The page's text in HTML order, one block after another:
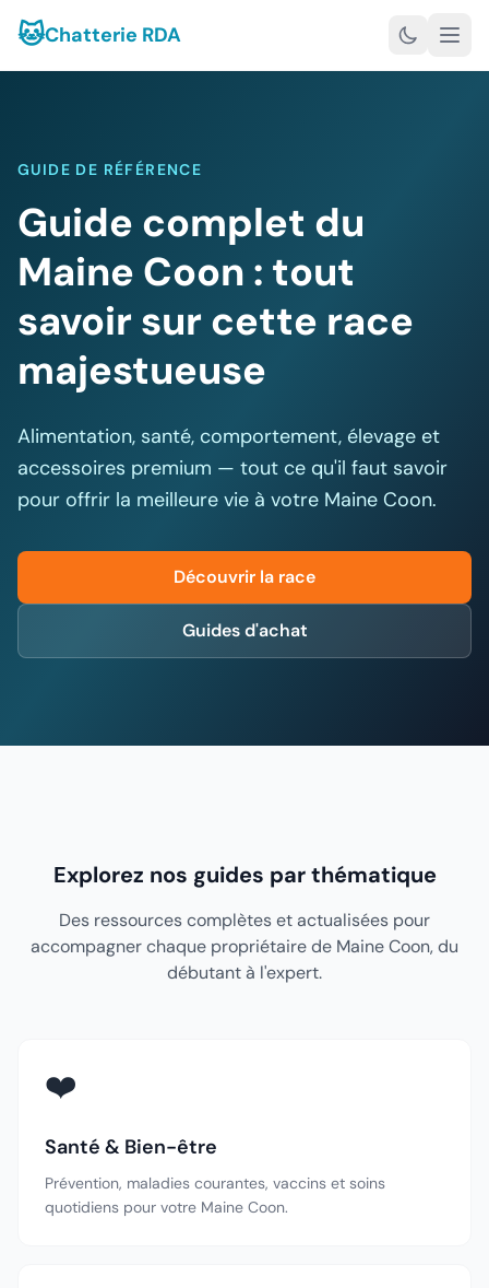
🐱Chatterie RDA
GUIDE DE RÉFÉRENCE
Guide complet du
Maine Coon : tout
savoir sur cette race
majestueuse
Alimentation, santé, comportement, élevage et
accessoires premium — tout ce qu'il faut savoir
pour offrir la meilleure vie à votre Maine Coon.
Découvrir la race
Guides d'achat
Explorez nos guides par thématique
Des ressources complètes et actualisées pour
accompagner chaque propriétaire de Maine Coon, du
débutant à l'expert.
❤️
Santé & Bien-être
Prévention, maladies courantes, vaccins et soins
quotidiens pour votre Maine Coon.